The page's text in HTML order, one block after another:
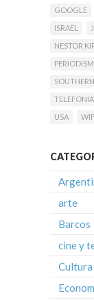
GOOGLE
ISRAEL
NESTOR
USA
arte
Barcos
cine y
Cultura